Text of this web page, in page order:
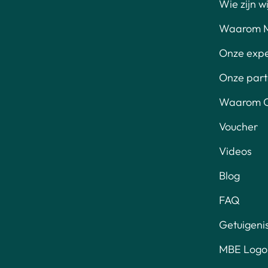
Wie zijn
Waarom
Onze
Onze
Waarom
Voucher
Videos
Blog
FAQ
MBE Logo